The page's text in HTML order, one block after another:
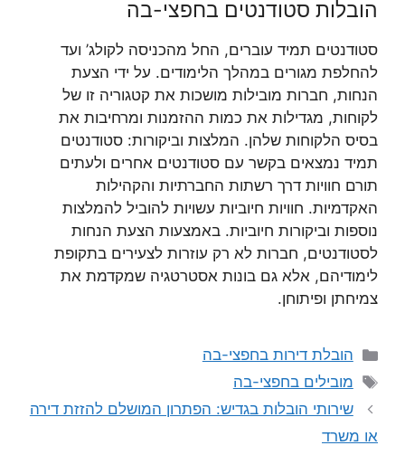
הובלות סטודנטים בחפצי-בה
סטודנטים תמיד עוברים, החל מהכניסה לקולג’ ועד
להחלפת מגורים במהלך הלימודים. על ידי הצעת
הנחות, חברות מובילות מושכות את קטגוריה זו של
לקוחות, מגדילות את כמות ההזמנות ומרחיבות את
בסיס הלקוחות שלהן. המלצות וביקורות: סטודנטים
תמיד נמצאים בקשר עם סטודנטים אחרים ולעתים
תורם חוויות דרך רשתות החברתיות והקהילות
האקדמיות. חוויות חיוביות עשויות להוביל להמלצות
נוספות וביקורות חיוביות. באמצעות הצעת הנחות
לסטודנטים, חברות לא רק עוזרות לצעירים בתקופת
לימודיהם, אלא גם בונות אסטרטגיה שמקדמת את
צמיחתן ופיתוחן.
קטגוריות
הובלת דירות בחפצי-בה
תגיות
מובילים בחפצי-בה
שירותי הובלות בגדיש: הפתרון המושלם להזזת דירה
או משרד